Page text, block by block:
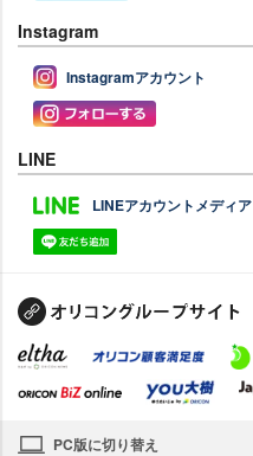
Instagram
Instagramアカウント
LINE
LINEアカウントメディア
PC版に切り替え